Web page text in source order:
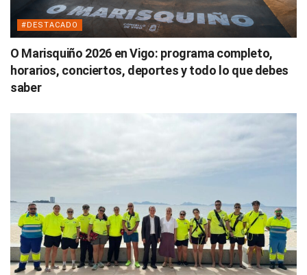
#DESTACADO
O Marisquiño 2026 en Vigo: programa completo,
horarios, conciertos, deportes y todo lo que debes
saber